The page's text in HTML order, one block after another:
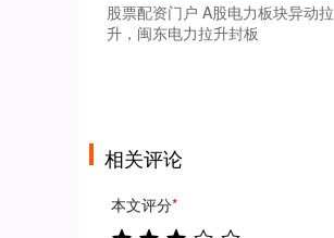
股票配资门户 A股电力板块异动拉
升，闽东电力拉升封板
相关评论
本文评分*